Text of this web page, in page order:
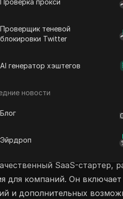
Проверка прокси
Проверщик теневой
блокировки Twitter
AI генератор хэштегов
новости
Блог
Эйрдроп
инструментов,
опыта — QuickStart
данные в безопасности.
ИИ
ИИ
Инструменты ИИ для SEO
SaaS-стартер,
для компаний. Он
и дополнительных